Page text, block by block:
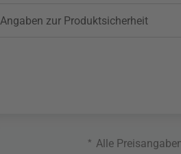
Angaben zur Produktsicherheit
* Alle